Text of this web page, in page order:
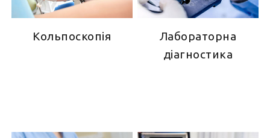
Кольпоскопія
Лабораторна
діагностика